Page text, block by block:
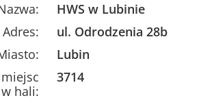
HWS w Lubinie
Adres:
ul. Odrodzenia 28b
Lubin
hali:
3714